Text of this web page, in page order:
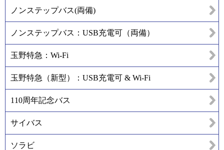
ノンステップバス(両備)
ノンステップバス：USB充電可（両備）
玉野特急：Wi-Fi
玉野特急（新型）：USB充電可 & Wi-Fi
110周年記念バス
サイバス
ソラビ